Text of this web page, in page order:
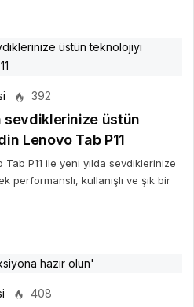
392
sevdiklerinize üstün
Lenovo Tab P11
P11 ile yeni yılda sevdiklerinize
performanslı, kullanışlı ve şık bir
408